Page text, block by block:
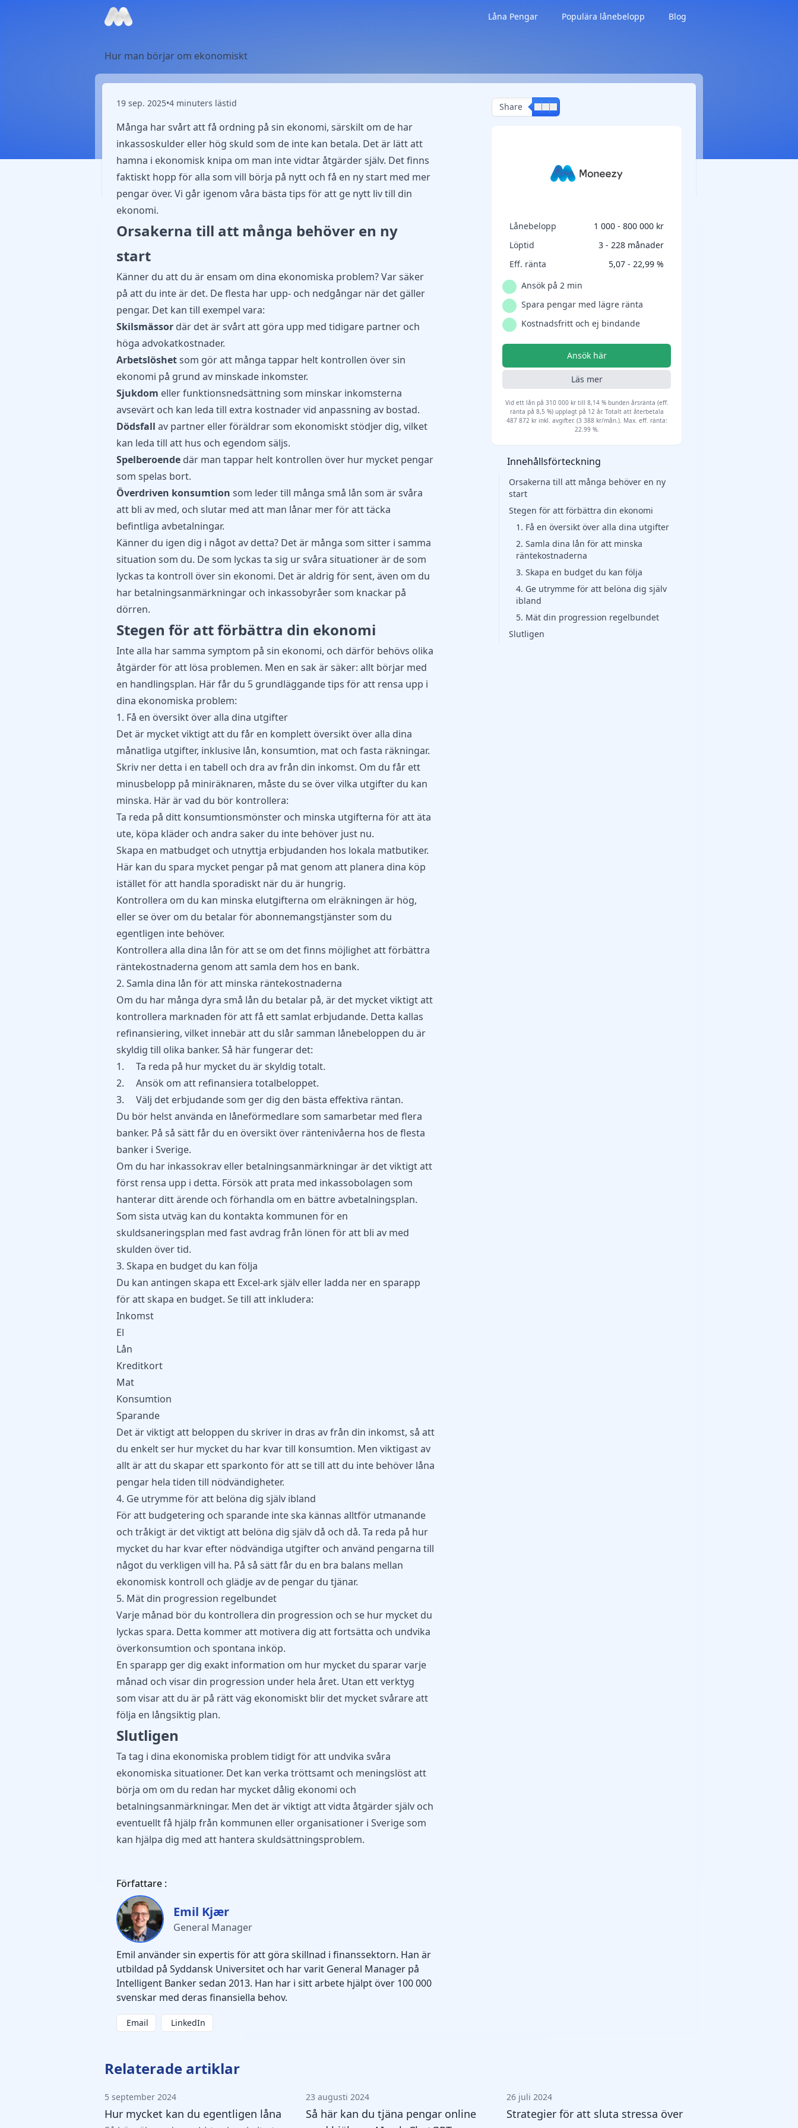
Låna Pengar Populära lånebelopp Blog
Hur man börjar om ekonomiskt
Share
Lånebelopp
1 000 - 800 000 kr
Löptid
3 - 228 månader
Eff. ränta
5,07 - 22,99 %
Ansök på 2 min
Spara pengar med lägre ränta
Kostnadsfritt och ej bindande
Läs mer
Ansök här
Vid ett lån på 310 000 kr till 8,14 % bunden årsränta (eff.
ränta på 8,5 %) upplagt på 12 år. Totalt att återbetala
487 872 kr inkl. avgifter. (3 388 kr/mån.). Max. eff. ränta:
22.99 %.
Innehållsförteckning
Orsakerna till att många behöver en ny
start
Stegen för att förbättra din ekonomi
1. Få en översikt över alla dina utgifter
2. Samla dina lån för att minska
räntekostnaderna
3. Skapa en budget du kan följa
4. Ge utrymme för att belöna dig själv
ibland
5. Mät din progression regelbundet
Slutligen
19 sep. 2025•4 minuters lästid
Många har svårt att få ordning på sin ekonomi, särskilt om de har
inkassoskulder eller hög skuld som de inte kan betala. Det är lätt att
hamna i ekonomisk knipa om man inte vidtar åtgärder själv. Det finns
faktiskt hopp för alla som vill börja på nytt och få en ny start med mer
pengar över. Vi går igenom våra bästa tips för att ge nytt liv till din
ekonomi.
Orsakerna till att många behöver en ny
start
Känner du att du är ensam om dina ekonomiska problem? Var säker
på att du inte är det. De flesta har upp- och nedgångar när det gäller
pengar. Det kan till exempel vara:
Skilsmässor där det är svårt att göra upp med tidigare partner och
höga advokatkostnader.
Arbetslöshetsom gör att många tappar helt kontrollen över sin
ekonomi på grund av minskade inkomster.
Sjukdom eller funktionsnedsättning som minskar inkomsterna
avsevärt och kan leda till extra kostnader vid anpassning av bostad.
Dödsfall av partner eller föräldrar som ekonomiskt stödjer dig, vilket
kan leda till att hus och egendom säljs.
Spelberoende där man tappar helt kontrollen över hur mycket pengar
som spelas bort.
Överdriven konsumtion som leder till många små lån som är svåra
att bli av med, och slutar med att man lånar mer för att täcka
befintliga avbetalningar.
Känner du igen dig i något av detta? Det är många som sitter i samma
situation som du. De som lyckas ta sig ur svåra situationer är de som
lyckas ta kontroll över sin ekonomi. Det är aldrig för sent, även om du
har betalningsanmärkningar och inkassobyråer som knackar på
dörren.
Stegen för att förbättra din ekonomi
Inte alla har samma symptom på sin ekonomi, och därför behövs olika
åtgärder för att lösa problemen. Men en sak är säker: allt börjar med
en handlingsplan. Här får du 5 grundläggande tips för att rensa upp i
dina ekonomiska problem:
1. Få en översikt över alla dina utgifter
Det är mycket viktigt att du får en komplett översikt över alla dina
månatliga utgifter, inklusive lån, konsumtion, mat och fasta räkningar.
Skriv ner detta i en tabell och dra av från din inkomst. Om du får ett
minusbelopp på miniräknaren, måste du se över vilka utgifter du kan
minska. Här är vad du bör kontrollera:
Ta reda på ditt konsumtionsmönster och minska utgifterna för att äta
ute, köpa kläder och andra saker du inte behöver just nu.
Skapa en matbudget och utnyttja erbjudanden hos lokala matbutiker.
Här kan du spara mycket pengar på mat genom att planera dina köp
istället för att handla sporadiskt när du är hungrig.
Kontrollera om du kan minska elutgifterna om elräkningen är hög,
eller se över om du betalar för abonnemangstjänster som du
egentligen inte behöver.
Kontrollera alla dina lån för att se om det finns möjlighet att förbättra
räntekostnaderna genom att samla dem hos en bank.
2. Samla dina lån för att minska räntekostnaderna
Om du har många dyra små lån du betalar på, är det mycket viktigt att
kontrollera marknaden för att få ett samlat erbjudande. Detta kallas
refinansiering, vilket innebär att du slår samman lånebeloppen du är
skyldig till olika banker. Så här fungerar det:
1. Ta reda på hur mycket du är skyldig totalt.
2. Ansök om att refinansiera totalbeloppet.
3. Välj det erbjudande som ger dig den bästa effektiva räntan.
Du bör helst använda en låneförmedlare som samarbetar med flera
banker. På så sätt får du en översikt över räntenivåerna hos de flesta
banker i Sverige.
Om du har inkassokrav eller betalningsanmärkningar är det viktigt att
först rensa upp i detta. Försök att prata med inkassobolagen som
hanterar ditt ärende och förhandla om en bättre avbetalningsplan.
Som sista utväg kan du kontakta kommunen för en
skuldsaneringsplan med fast avdrag från lönen för att bli av med
skulden över tid.
3. Skapa en budget du kan följa
Du kan antingen skapa ett Excel-ark själv eller ladda ner en sparapp
för att skapa en budget. Se till att inkludera:
Inkomst
El
Lån
Kreditkort
Mat
Konsumtion
Sparande
Det är viktigt att beloppen du skriver in dras av från din inkomst, så att
du enkelt ser hur mycket du har kvar till konsumtion. Men viktigast av
allt är att du skapar ettsparkonto för att se till att du inte behöver låna
pengar hela tiden till nödvändigheter.
4. Ge utrymme för att belöna dig själv ibland
För att budgetering och sparande inte ska kännas alltför utmanande
och tråkigt är det viktigt att belöna dig själv då och då. Ta reda på hur
mycket du har kvar efter nödvändiga utgifter och använd pengarna till
något du verkligen vill ha. På så sätt får du en bra balans mellan
ekonomisk kontroll och glädje av de pengar du tjänar.
5. Mät din progression regelbundet
Varje månad bör du kontrollera din progression och se hur mycket du
lyckas spara. Detta kommer att motivera dig att fortsätta och undvika
överkonsumtion och spontana inköp.
En sparapp ger dig exakt information om hur mycket du sparar varje
månad och visar din progression under hela året. Utan ett verktyg
som visar att du är på rätt väg ekonomiskt blir det mycket svårare att
följa en långsiktig plan.
Slutligen
Ta tag i dina ekonomiska problem tidigt för att undvika svåra
ekonomiska situationer. Det kan verka tröttsamt och meningslöst att
börja om om du redan har mycket dålig ekonomi och
betalningsanmärkningar. Men det är viktigt att vidta åtgärder själv och
eventuellt få hjälp från kommunen eller organisationer i Sverige som
kan hjälpa dig med att hantera skuldsättningsproblem.
Författare :
Emil Kjær
General Manager
Emil använder sin expertis för att göra skillnad i finanssektorn. Han är
utbildad på Syddansk Universitet och har varit General Manager på
Intelligent Banker sedan 2013. Han har i sitt arbete hjälpt över 100 000
svenskar med deras finansiella behov.
Email LinkedIn
Relaterade artiklar
5 september 2024
Hur mycket kan du egentligen låna
23 augusti 2024
Så här kan du tjäna pengar online
26 juli 2024
Strategier för att sluta stressa över